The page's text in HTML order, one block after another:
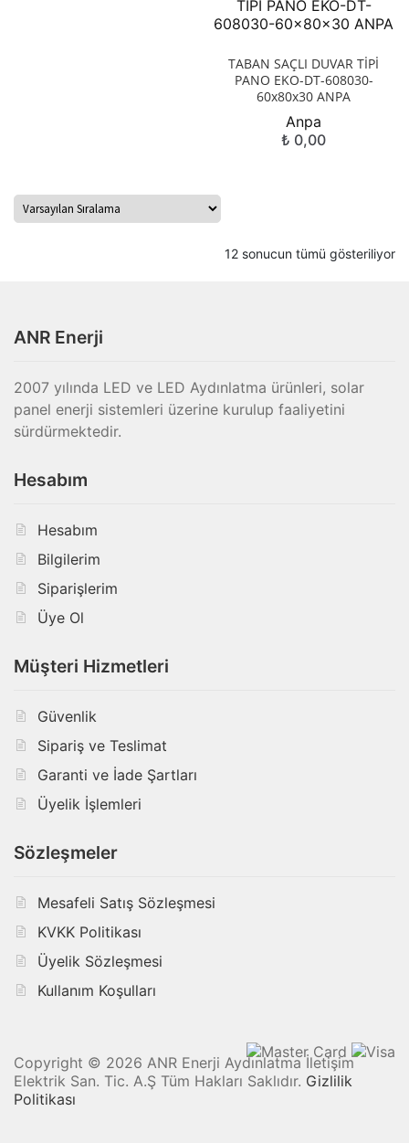
TABAN SAÇLI DUVAR TİPİ
PANO EKO-DT-608030-
60x80x30 ANPA
Anpa
₺ 0,00
12 sonucun tümü gösteriliyor
ANR Enerji
2007 yılında LED ve LED Aydınlatma ürünleri, solar
panel enerji sistemleri üzerine kurulup faaliyetini
sürdürmektedir.
Hesabım
Hesabım
Bilgilerim
Siparişlerim
Üye Ol
Müşteri Hizmetleri
Güvenlik
Sipariş ve Teslimat
Garanti ve İade Şartları
Üyelik İşlemleri
Sözleşmeler
Mesafeli Satış Sözleşmesi
KVKK Politikası
Üyelik Sözleşmesi
Kullanım Koşulları
Copyright © 2026 ANR Enerji Aydınlatma İletişim
Elektrik San. Tic. A.Ş Tüm Hakları Saklıdır. Gizlilik
Politikası